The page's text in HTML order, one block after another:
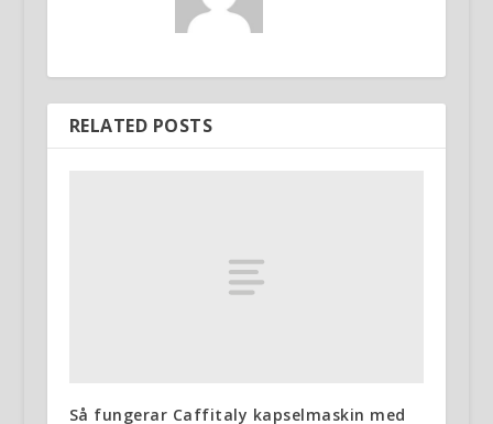
RELATED POSTS
Så fungerar Caffitaly kapselmaskin med